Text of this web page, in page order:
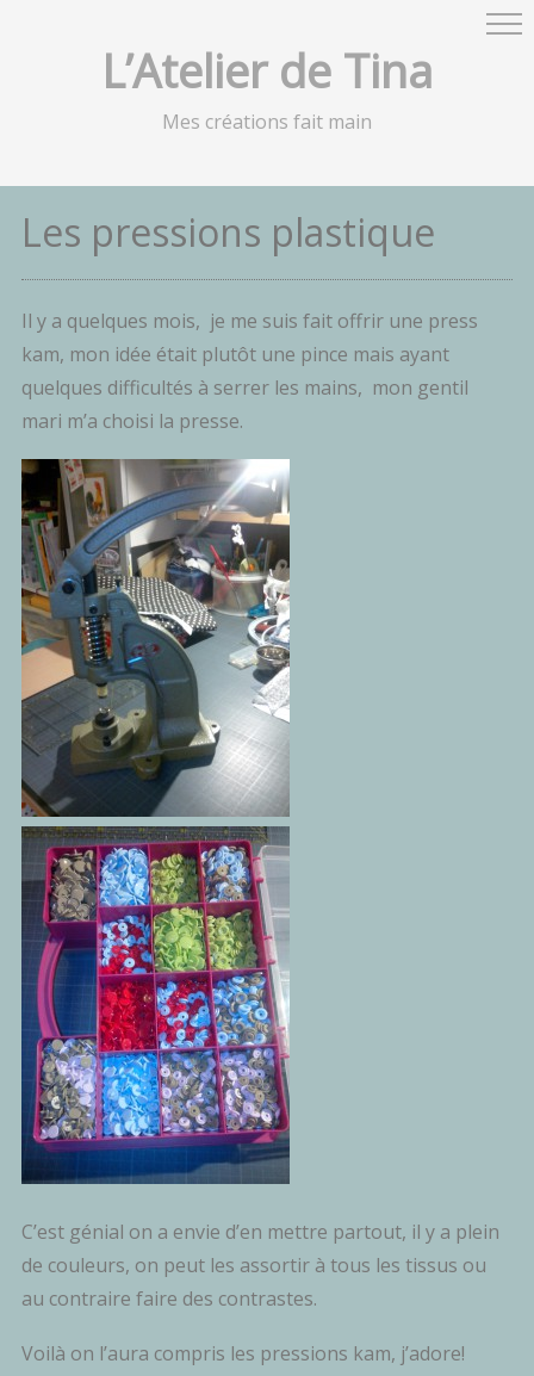
L’Atelier de Tina
Mes créations fait main
Les pressions plastique
Il y a quelques mois, je me suis fait offrir une press
kam, mon idée était plutôt une pince mais ayant
quelques difficultés à serrer les mains, mon gentil
mari m’a choisi la presse.
C’est génial on a envie d’en mettre partout, il y a plein
de couleurs, on peut les assortir à tous les tissus ou
au contraire faire des contrastes.
Voilà on l’aura compris les pressions kam, j’adore!